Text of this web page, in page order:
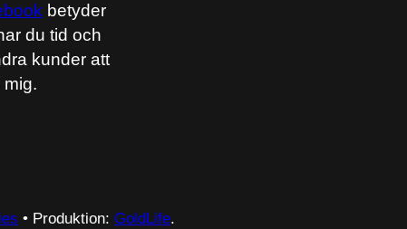
Lär dig om hur din kommentarsdata bearbetas
betyder
du tid och
kunder att
• Produktion: GoldLife.